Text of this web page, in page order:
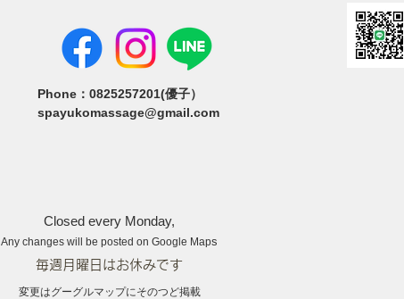
Phone：0825257201(優子）
spayukomassage@gmail.com
Closed every Monday,
Any changes will be posted on Google Maps
毎週月曜日​はお休みです
変更はグーグルマップにそのつど掲載